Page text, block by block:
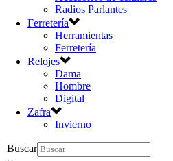
Radios Parlantes
Ferretería
Herramientas
Ferretería
Relojes
Dama
Hombre
Digital
Zafra
Invierno
Buscar